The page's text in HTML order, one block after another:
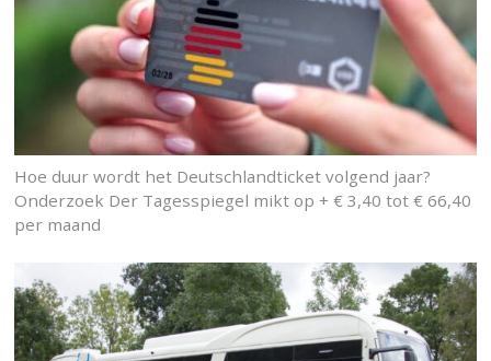
Hoe duur wordt het Deutschlandticket volgend jaar?
Onderzoek Der Tagesspiegel mikt op + € 3,40 tot € 66,40
per maand